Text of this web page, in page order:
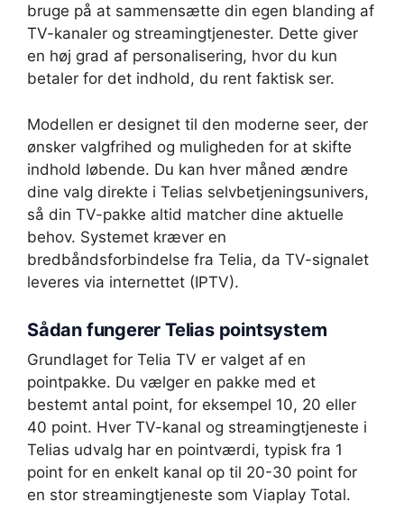
bruge på at sammensætte din egen blanding af
TV-kanaler og streamingtjenester. Dette giver
en høj grad af personalisering, hvor du kun
betaler for det indhold, du rent faktisk ser.
Modellen er designet til den moderne seer, der
ønsker valgfrihed og muligheden for at skifte
indhold løbende. Du kan hver måned ændre
dine valg direkte i Telias selvbetjeningsunivers,
så din TV-pakke altid matcher dine aktuelle
behov. Systemet kræver en
bredbåndsforbindelse fra Telia, da TV-signalet
leveres via internettet (IPTV).
Sådan fungerer Telias pointsystem
Grundlaget for Telia TV er valget af en
pointpakke. Du vælger en pakke med et
bestemt antal point, for eksempel 10, 20 eller
40 point. Hver TV-kanal og streamingtjeneste i
Telias udvalg har en pointværdi, typisk fra 1
point for en enkelt kanal op til 20-30 point for
en stor streamingtjeneste som Viaplay Total.